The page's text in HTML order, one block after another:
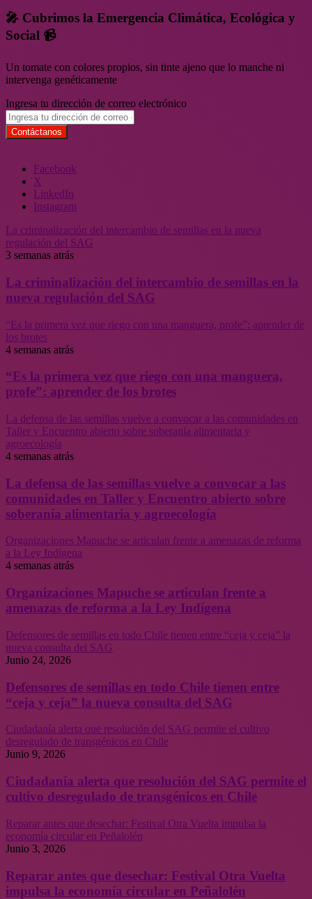
🎤 Cubrimos la Emergencia Climática, Ecológica y
Social 📹
Un tomate con colores propios, sin tinte ajeno que lo manche ni
intervenga genéticamente
Ingresa tu dirección de correo electrónico
Facebook
X
LinkedIn
Instagram
La criminalización del intercambio de semillas en la nueva
regulación del SAG
3 semanas atrás
La criminalización del intercambio de semillas en la
nueva regulación del SAG
“Es la primera vez que riego con una manguera, profe”: aprender de
los brotes
4 semanas atrás
“Es la primera vez que riego con una manguera,
profe”: aprender de los brotes
La defensa de las semillas vuelve a convocar a las comunidades en
Taller y Encuentro abierto sobre soberanía alimentaria y
agroecología
4 semanas atrás
La defensa de las semillas vuelve a convocar a las
comunidades en Taller y Encuentro abierto sobre
soberanía alimentaria y agroecología
Organizaciones Mapuche se articulan frente a amenazas de reforma
a la Ley Indígena
4 semanas atrás
Organizaciones Mapuche se articulan frente a
amenazas de reforma a la Ley Indígena
Defensores de semillas en todo Chile tienen entre “ceja y ceja” la
nueva consulta del SAG
Junio 24, 2026
Defensores de semillas en todo Chile tienen entre
“ceja y ceja” la nueva consulta del SAG
Ciudadanía alerta que resolución del SAG permite el cultivo
desregulado de transgénicos en Chile
Junio 9, 2026
Ciudadanía alerta que resolución del SAG permite el
cultivo desregulado de transgénicos en Chile
Reparar antes que desechar: Festival Otra Vuelta impulsa la
economía circular en Peñalolén
Junio 3, 2026
Reparar antes que desechar: Festival Otra Vuelta
impulsa la economía circular en Peñalolén